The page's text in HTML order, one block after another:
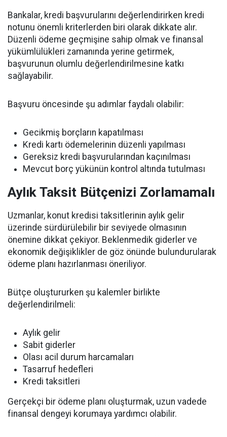
Bankalar, kredi başvurularını değerlendirirken kredi
notunu önemli kriterlerden biri olarak dikkate alır.
Düzenli ödeme geçmişine sahip olmak ve finansal
yükümlülükleri zamanında yerine getirmek,
başvurunun olumlu değerlendirilmesine katkı
sağlayabilir.
Başvuru öncesinde şu adımlar faydalı olabilir:
Gecikmiş borçların kapatılması
Kredi kartı ödemelerinin düzenli yapılması
Gereksiz kredi başvurularından kaçınılması
Mevcut borç yükünün kontrol altında tutulması
Aylık Taksit Bütçenizi Zorlamamalı
Uzmanlar, konut kredisi taksitlerinin aylık gelir
üzerinde sürdürülebilir bir seviyede olmasının
önemine dikkat çekiyor. Beklenmedik giderler ve
ekonomik değişiklikler de göz önünde bulundurularak
ödeme planı hazırlanması öneriliyor.
Bütçe oluştururken şu kalemler birlikte
değerlendirilmeli:
Aylık gelir
Sabit giderler
Olası acil durum harcamaları
Tasarruf hedefleri
Kredi taksitleri
Gerçekçi bir ödeme planı oluşturmak, uzun vadede
finansal dengeyi korumaya yardımcı olabilir.